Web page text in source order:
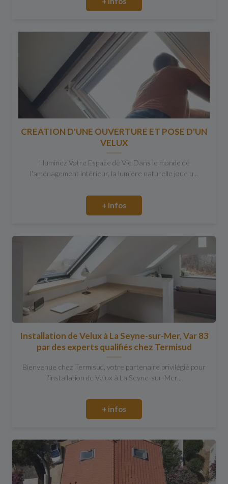
CREATION D'UNE OUVERTURE ET POSE D'UN
VELUX
Illuminez Votre Espace de Vie Dans le monde de
l'aménagement intérieur, la lumière naturelle joue u...
+ infos
Installation de Velux à La Seyne-sur-Mer, Var 83
par des experts qualifiés chez Termisud
Bienvenue chez Termisud, votre partenaire privilégié pour
l'installation de Velux à La Seyne-sur-Mer...
+ infos